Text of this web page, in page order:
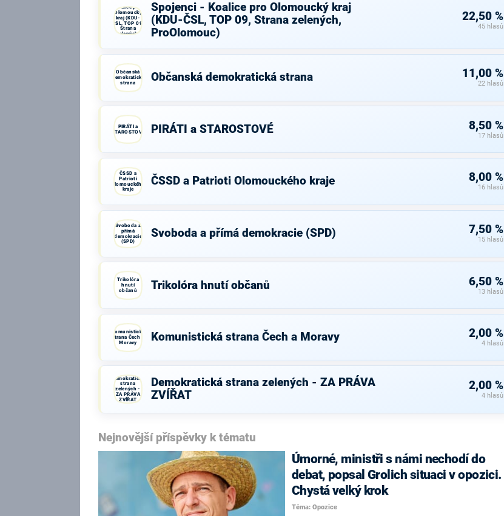
Koalice pro
Olomoucký
kraj (KDU-
ČSL, TOP 09,
Strana
zelených,
Spojenci - Koalice pro Olomoucký kraj
(KDU-ČSL, TOP 09, Strana zelených,
ProOlomouc)
22,50 %
45 hlasů
Občanská
demokratická
strana
Občanská demokratická strana 11,00 %
22 hlasů
PIRÁTI a
STAROSTOVÉ
PIRÁTI a STAROSTOVÉ 8,50 %
17 hlasů
ČSSD a
Patrioti
Olomouckého
kraje
ČSSD a Patrioti Olomouckého kraje 8,00 %
16 hlasů
Svoboda a
přímá
demokracie
(SPD)
Svoboda a přímá demokracie (SPD) 7,50 %
15 hlasů
Trikolóra
hnutí
občanů
Trikolóra hnutí občanů 6,50 %
13 hlasů
Komunistická
strana Čech a
Moravy
Komunistická strana Čech a Moravy 2,00 %
4 hlasů
Demokratická
strana
zelených -
ZA PRÁVA
ZVÍŘAT
Demokratická strana zelených - ZA PRÁVA
ZVÍŘAT
2,00 %
4 hlasů
Nejnovější příspěvky k tématu
Úmorné, ministři s námi nechodí do
debat, popsal Grolich situaci v opozici.
Chystá velký krok
Téma: Opozice